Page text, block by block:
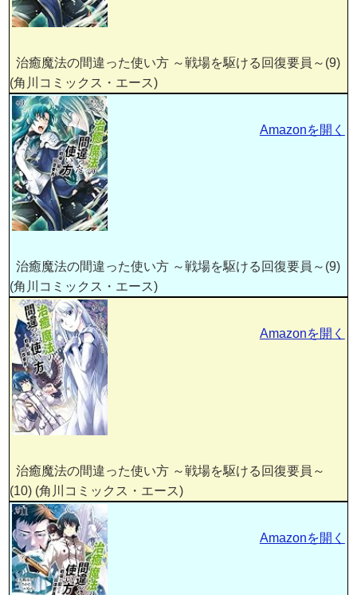
治癒魔法の間違った使い方 ～戦場を駆ける回復要員～(9)
(角川コミックス・エース)
治癒魔法の間違った使い方 ～戦場を駆ける回復要員～(9)
(角川コミックス・エース)
Amazonを開く
治癒魔法の間違った使い方 ～戦場を駆ける回復要員～
(10) (角川コミックス・エース)
Amazonを開く
Amazonを開く